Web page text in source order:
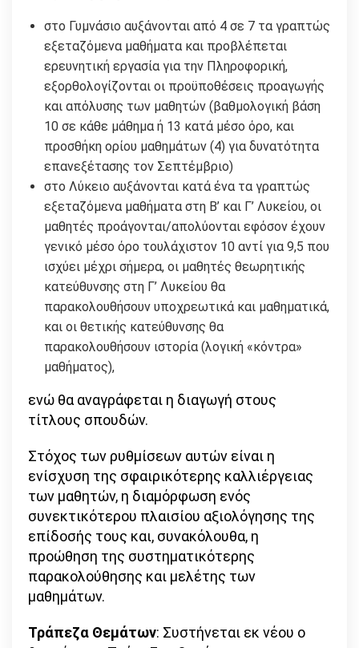
στο Γυμνάσιο αυξάνονται από 4 σε 7 τα γραπτώς
εξεταζόμενα μαθήματα και προβλέπεται
ερευνητική εργασία για την Πληροφορική,
εξορθολογίζονται οι προϋποθέσεις προαγωγής
και απόλυσης των μαθητών (βαθμολογική βάση
10 σε κάθε μάθημα ή 13 κατά μέσο όρο, και
προσθήκη ορίου μαθημάτων (4) για δυνατότητα
επανεξέτασης τον Σεπτέμβριο)
στο Λύκειο αυξάνονται κατά ένα τα γραπτώς
εξεταζόμενα μαθήματα στη Β’ και Γ’ Λυκείου, οι
μαθητές προάγονται/απολύονται εφόσον έχουν
γενικό μέσο όρο τουλάχιστον 10 αντί για 9,5 που
ισχύει μέχρι σήμερα, οι μαθητές θεωρητικής
κατεύθυνσης στη Γ’ Λυκείου θα
παρακολουθήσουν υποχρεωτικά και μαθηματικά,
και οι θετικής κατεύθυνσης θα
παρακολουθήσουν ιστορία (λογική «κόντρα»
μαθήματος),
ενώ θα αναγράφεται η διαγωγή στους
τίτλους σπουδών.
Στόχος των ρυθμίσεων αυτών είναι η
ενίσχυση της σφαιρικότερης καλλιέργειας
των μαθητών, η διαμόρφωση ενός
συνεκτικότερου πλαισίου αξιολόγησης της
επίδοσής τους και, συνακόλουθα, η
προώθηση της συστηματικότερης
παρακολούθησης και μελέτης των
μαθημάτων.
Τράπεζα Θεμάτων: Συστήνεται εκ νέου ο